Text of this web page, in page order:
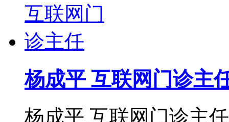
杨成平 互联网门诊主
杨成平 互联网门诊主